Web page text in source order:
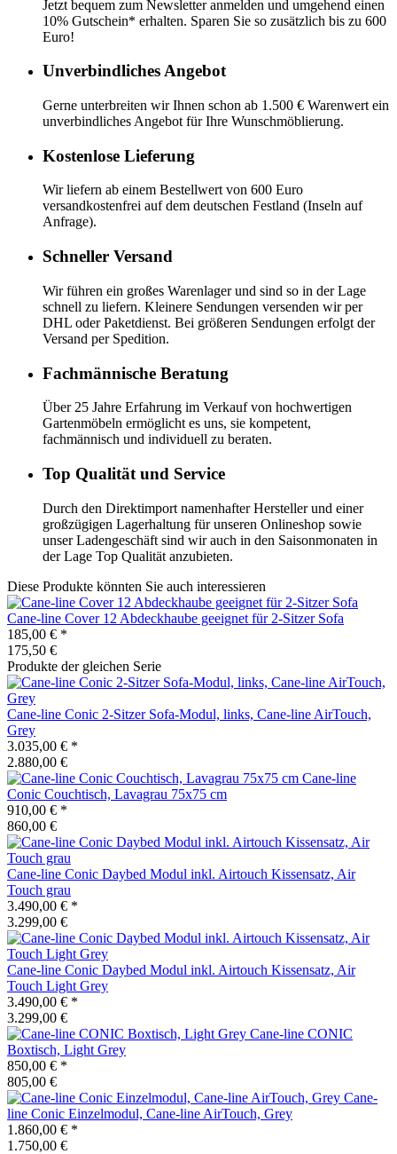
Jetzt bequem zum Newsletter anmelden und umgehend einen
10% Gutschein* erhalten. Sparen Sie so zusätzlich bis zu 600
Euro!
Unverbindliches Angebot
Gerne unterbreiten wir Ihnen schon ab 1.500 € Warenwert ein
unverbindliches Angebot für Ihre Wunschmöblierung.
Kostenlose Lieferung
Wir liefern ab einem Bestellwert von 600 Euro
versandkostenfrei auf dem deutschen Festland (Inseln auf
Anfrage).
Schneller Versand
Wir führen ein großes Warenlager und sind so in der Lage
schnell zu liefern. Kleinere Sendungen versenden wir per
DHL oder Paketdienst. Bei größeren Sendungen erfolgt der
Versand per Spedition.
Fachmännische Beratung
Über 25 Jahre Erfahrung im Verkauf von hochwertigen
Gartenmöbeln ermöglicht es uns, sie kompetent,
fachmännisch und individuell zu beraten.
Top Qualität und Service
Durch den Direktimport namenhafter Hersteller und einer
großzügigen Lagerhaltung für unseren Onlineshop sowie
unser Ladengeschäft sind wir auch in den Saisonmonaten in
der Lage Top Qualität anzubieten.
Diese Produkte könnten Sie auch interessieren
Cane-line Cover 12 Abdeckhaube geeignet für 2-Sitzer Sofa
185,00 € *
175,50 €
Produkte der gleichen Serie
Cane-line Conic 2-Sitzer Sofa-Modul, links, Cane-line AirTouch,
Grey
3.035,00 € *
2.880,00 €
Cane-line
Conic Couchtisch, Lavagrau 75x75 cm
910,00 € *
860,00 €
Cane-line Conic Daybed Modul inkl. Airtouch Kissensatz, Air
Touch grau
3.490,00 € *
3.299,00 €
Cane-line Conic Daybed Modul inkl. Airtouch Kissensatz, Air
Touch Light Grey
3.490,00 € *
3.299,00 €
Cane-line CONIC
Boxtisch, Light Grey
850,00 € *
805,00 €
Cane-
line Conic Einzelmodul, Cane-line AirTouch, Grey
1.860,00 € *
1.750,00 €